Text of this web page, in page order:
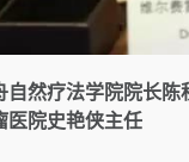
自然疗法学院院长陈
医院史艳侠主任